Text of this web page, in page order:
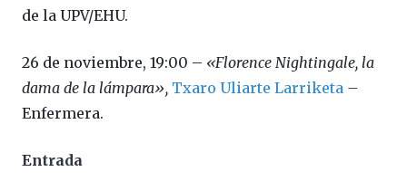
de la UPV/EHU.
26 de noviembre, 19:00 – «Florence Nightingale, la
dama de la lámpara», Txaro Uliarte Larriketa –
Enfermera.
Entrada